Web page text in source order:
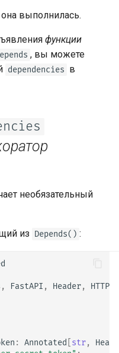
выполнилась.
функции
, вы можете
dependencies в
необязательный
из Depends() :
, FastAPI , Header,
: Annotated str,